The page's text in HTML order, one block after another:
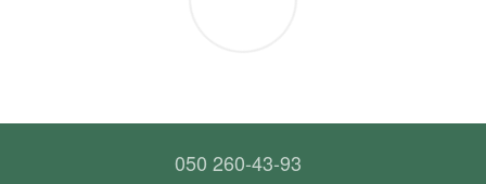
050 260-43-93